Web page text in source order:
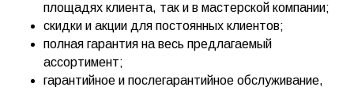
площадях клиента, так и в мастерской компании;
скидки и акции для постоянных клиентов;
полная гарантия на весь предлагаемый
ассортимент;
гарантийное и послегарантийное обслуживание,